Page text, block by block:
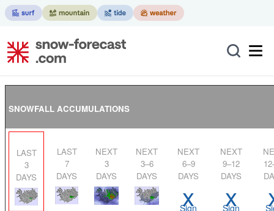
SNOWFALL ACCUMULATIONS
LAST
3
DAYS
LAST
7
DAYS
NEXT
3
DAYS
NEXT
3–6
DAYS
NEXT
6–9
DAYS
x
Sign
NEXT
9–12
DAYS
x
Sign
NEXT